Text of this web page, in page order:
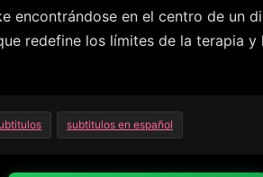
encontrándose en el centro de un
redefine los límites de la terapia
subtitulos en español